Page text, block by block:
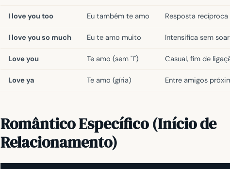
I love you too Eu também te amo Resposta recíproca
I love you so much Eu te amo muito Intensifica sem
Love you Te amo (sem "I") Casual, fim de
Love ya Te amo (gíria) Entre amigos
Romântico Específico (Início de
Relacionamento)